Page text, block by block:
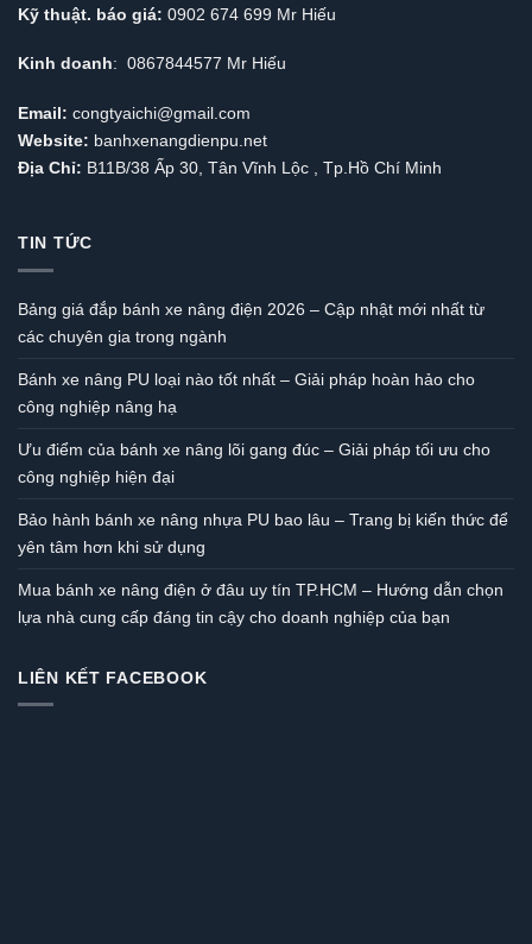
Kỹ thuật. báo giá: 0902 674 699 Mr Hiếu
Kinh doanh: 0867844577 Mr Hiếu
Email: congtyaichi@gmail.com
Website: banhxenangdienpu.net
Địa Chỉ: B11B/38 Ấp 30, Tân Vĩnh Lộc , Tp.Hồ Chí Minh
TIN TỨC
Bảng giá đắp bánh xe nâng điện 2026 – Cập nhật mới nhất từ
các chuyên gia trong ngành
Bánh xe nâng PU loại nào tốt nhất – Giải pháp hoàn hảo cho
công nghiệp nâng hạ
Ưu điểm của bánh xe nâng lõi gang đúc – Giải pháp tối ưu cho
công nghiệp hiện đại
Bảo hành bánh xe nâng nhựa PU bao lâu – Trang bị kiến thức để
yên tâm hơn khi sử dụng
Mua bánh xe nâng điện ở đâu uy tín TP.HCM – Hướng dẫn chọn
lựa nhà cung cấp đáng tin cậy cho doanh nghiệp của bạn
LIÊN KẾT FACEBOOK